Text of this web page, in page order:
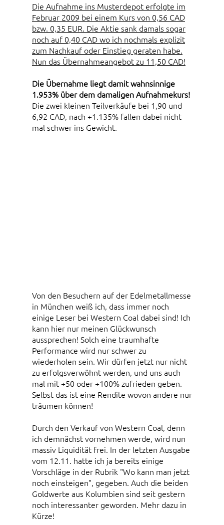
Die Aufnahme ins Musterdepot erfolgte im
Februar 2009 bei einem Kurs von 0,56 CAD
bzw. 0,35 EUR. Die Aktie sank damals sogar
noch auf 0,40 CAD wo ich nochmals explizit
zum Nachkauf oder Einstieg geraten habe.
Nun das Übernahmeangebot zu 11,50 CAD!
Die Übernahme liegt damit wahnsinnige
1.953% über dem damaligen Aufnahmekurs!
Die zwei kleinen Teilverkäufe bei 1,90 und
6,92 CAD, nach +1.135% fallen dabei nicht
mal schwer ins Gewicht.
Von den Besuchern auf der Edelmetallmesse
in München weiß ich, dass immer noch
einige Leser bei Western Coal dabei sind! Ich
kann hier nur meinen Glückwunsch
aussprechen! Solch eine traumhafte
Performance wird nur schwer zu
wiederholen sein. Wir dürfen jetzt nur nicht
zu erfolgsverwöhnt werden, und uns auch
mal mit +50 oder +100% zufrieden geben.
Selbst das ist eine Rendite wovon andere nur
träumen können!
Durch den Verkauf von Western Coal, denn
ich demnächst vornehmen werde, wird nun
massiv Liquidität frei. In der letzten Ausgabe
vom 12.11. hatte ich ja bereits einige
Vorschläge in der Rubrik "Wo kann man jetzt
noch einsteigen", gegeben. Auch die beiden
Goldwerte aus Kolumbien sind seit gestern
noch interessanter geworden. Mehr dazu in
Kürze!